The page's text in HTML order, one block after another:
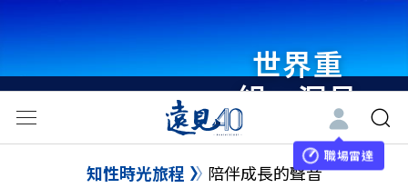
世界重
組・洞見
未來 與
世界領袖
職場雷達
知性時光旅程 陪伴成長的聲音